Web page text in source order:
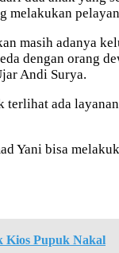
melakukan
masih adanya
dengan orang
Andi Surya.
ada
Yani bisa
Kios Pupuk Nakal